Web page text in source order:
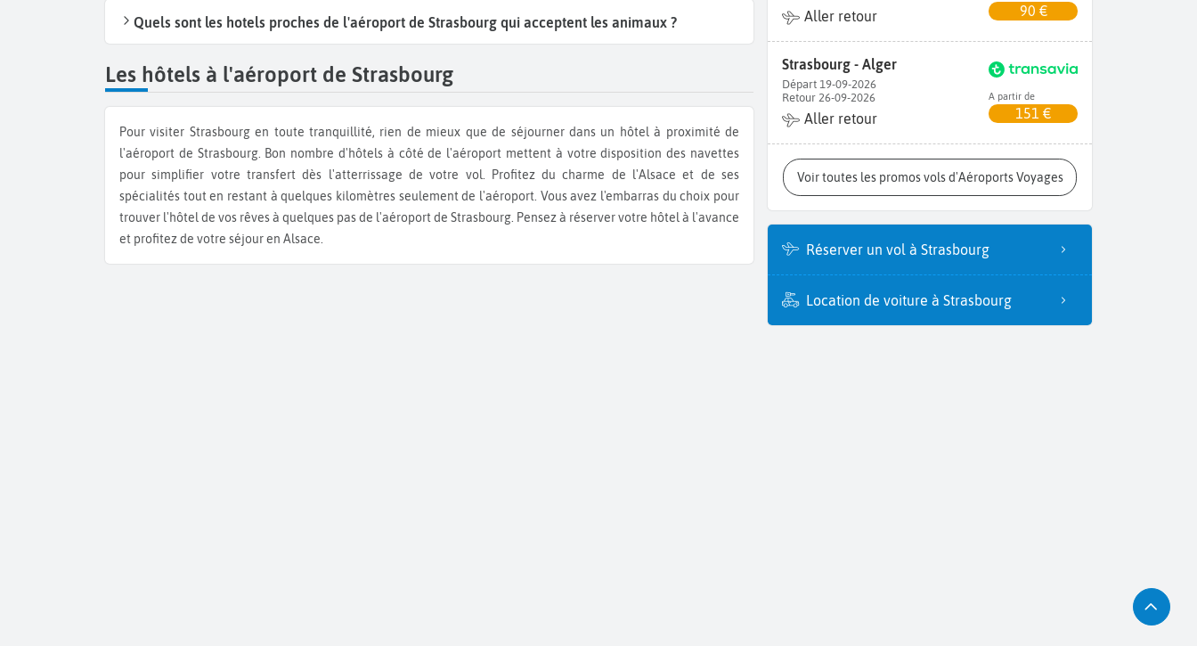
Quels sont les hotels proches de l'aéroport de Strasbourg qui acceptent les animaux ?
Les hôtels à l'aéroport de Strasbourg
Pour visiter Strasbourg en toute tranquillité, rien de mieux que de séjourner dans un hôtel à proximité de
l'aéroport de Strasbourg. Bon nombre d'hôtels à côté de l'aéroport mettent à votre disposition des navettes
pour simplifier votre transfert dès l'atterrissage de votre vol. Profitez du charme de l'Alsace et de ses
spécialités tout en restant à quelques kilomètres seulement de l'aéroport. Vous avez l'embarras du choix pour
trouver l'hôtel de vos rêves à quelques pas de l'aéroport de Strasbourg. Pensez à réserver votre hôtel à l'avance
et profitez de votre séjour en Alsace.
Aller retour 90 €
Strasbourg - Alger
Départ 19-09-2026
Retour 26-09-2026
Aller retour
A partir de
151 €
Voir toutes les promos vols d'Aéroports Voyages
Réserver un vol à Strasbourg
Location de voiture à Strasbourg